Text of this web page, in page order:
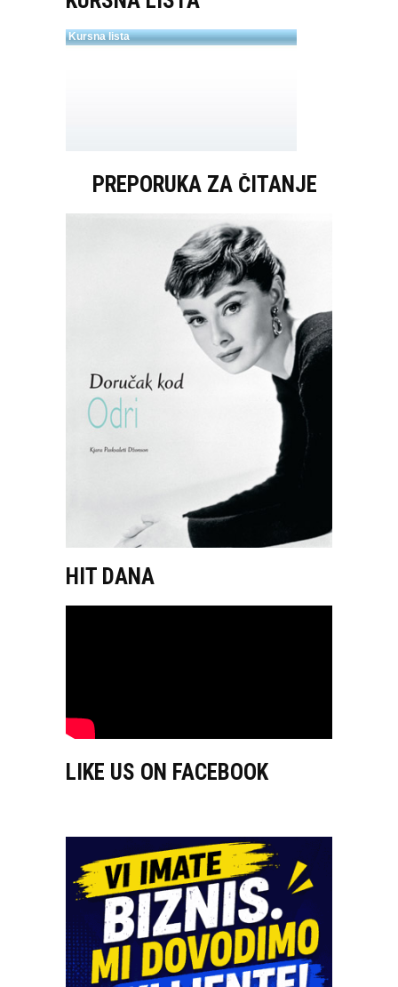
PREPORUKA ZA ČITANJE
HIT DANA
LIKE US ON FACEBOOK